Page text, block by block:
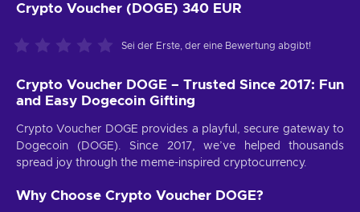
Crypto Voucher (DOGE) 340 EUR
Sei der Erste, der eine Bewertung abgibt!
Crypto Voucher DOGE – Trusted Since 2017: Fun
and Easy Dogecoin Gifting
Crypto Voucher DOGE provides a playful, secure gateway to
Dogecoin (DOGE). Since 2017, we’ve helped thousands
spread joy through the meme-inspired cryptocurrency.
Why Choose Crypto Voucher DOGE?